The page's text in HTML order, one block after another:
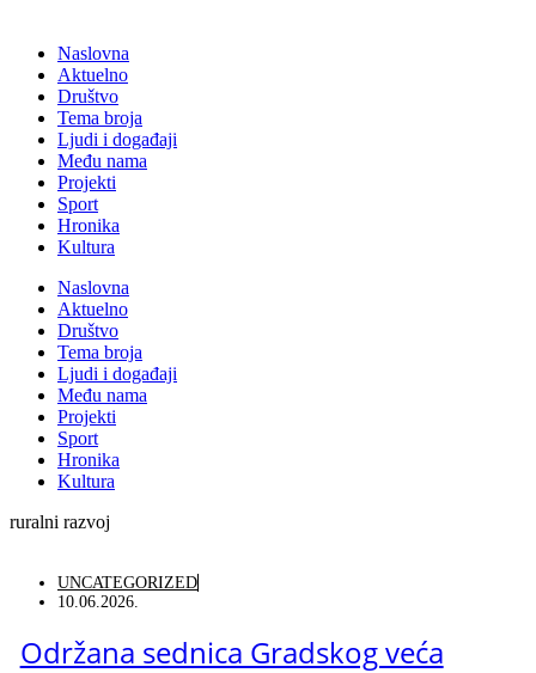
Naslovna
Aktuelno
Društvo
Tema broja
Ljudi i događaji
Među nama
Projekti
Sport
Hronika
Kultura
Naslovna
Aktuelno
Društvo
Tema broja
Ljudi i događaji
Među nama
Projekti
Sport
Hronika
Kultura
ruralni razvoj
UNCATEGORIZED
10.06.2026.
Održana sednica Gradskog veća